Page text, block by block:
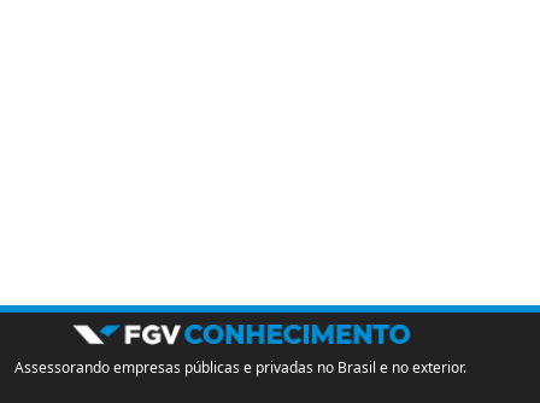
Assessorando empresas públicas e privadas no Brasil e no exterior.